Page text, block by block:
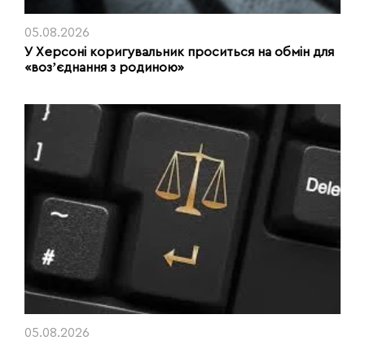
05.08.2026
У Херсоні коригувальник проситься на обмін для
«возʼєднання з родиною»
05.08.2026